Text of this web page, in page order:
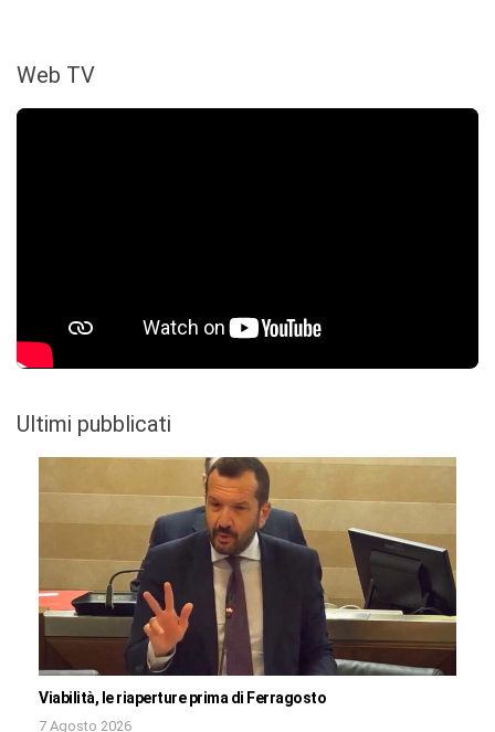
Web TV
Ultimi pubblicati
Viabilità, le riaperture prima di Ferragosto
7 Agosto 2026